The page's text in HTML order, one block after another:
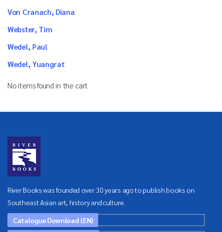
Von Cranach, Diana
Webster, Tim
Wedel, Paul
Wedel, Yuangrat
No items found in the cart
River Books was founded over 30 years ago to publish books on
Southeast Asian art, history and culture.
Catalogue Download (EN)